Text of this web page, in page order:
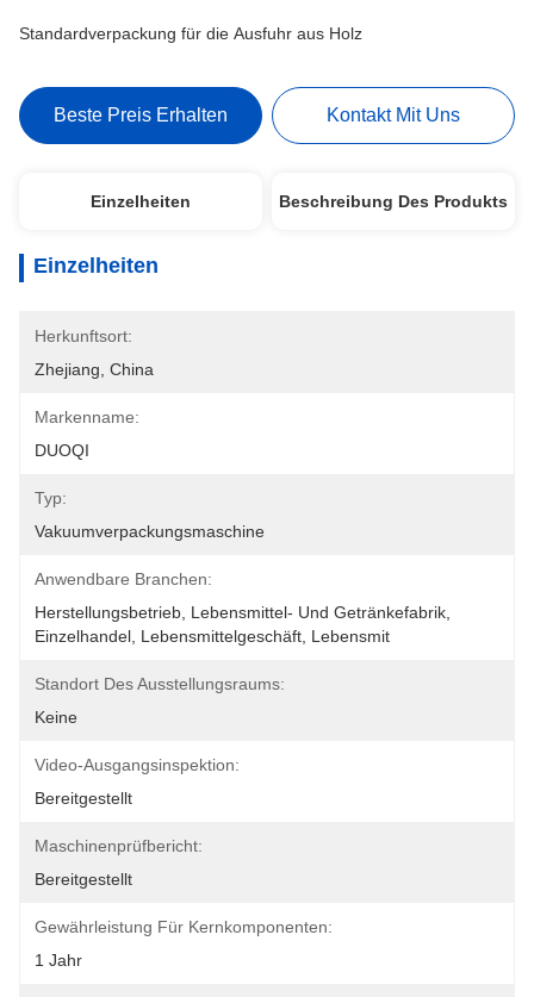
Standardverpackung für die Ausfuhr aus Holz
Beste Preis Erhalten Kontakt Mit Uns
Einzelheiten Beschreibung Des Produkts
Einzelheiten
Herkunftsort:
Zhejiang, China
Markenname:
DUOQI
Typ:
Vakuumverpackungsmaschine
Anwendbare Branchen:
Herstellungsbetrieb, Lebensmittel- Und Getränkefabrik,
Einzelhandel, Lebensmittelgeschäft, Lebensmit
Standort Des Ausstellungsraums:
Keine
Video-Ausgangsinspektion:
Bereitgestellt
Maschinenprüfbericht:
Bereitgestellt
Gewährleistung Für Kernkomponenten:
1 Jahr